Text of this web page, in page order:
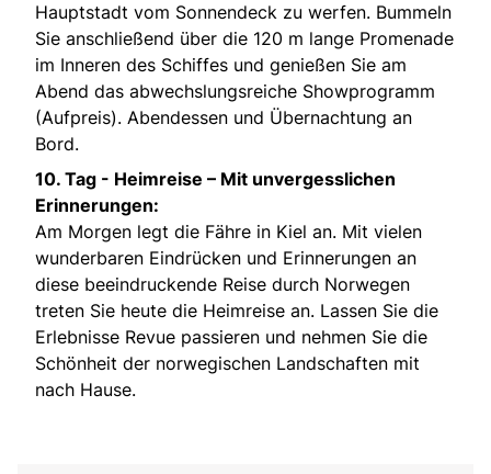
Hauptstadt vom Sonnendeck zu werfen. Bummeln
Sie anschließend über die 120 m lange Promenade
im Inneren des Schiffes und genießen Sie am
Abend das abwechslungsreiche Showprogramm
(Aufpreis). Abendessen und Übernachtung an
Bord.
10. Tag - Heimreise – Mit unvergesslichen
Erinnerungen:
Am Morgen legt die Fähre in Kiel an. Mit vielen
wunderbaren Eindrücken und Erinnerungen an
diese beeindruckende Reise durch Norwegen
treten Sie heute die Heimreise an. Lassen Sie die
Erlebnisse Revue passieren und nehmen Sie die
Schönheit der norwegischen Landschaften mit
nach Hause.